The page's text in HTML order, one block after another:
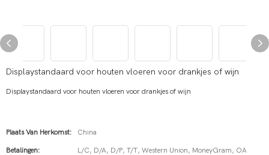
Displaystandaard voor houten vloeren voor drankjes of wijn
Displaystandaard voor houten vloeren voor drankjes of wijn
Plaats Van Herkomst: China
Betalingen: L/C, D/A, D/P, T/T, Western Union, MoneyGram, OA